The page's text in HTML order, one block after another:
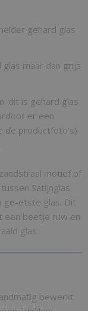
gehard glas
maar dan grijs
dit is gehard glas
er een
de productfoto’s)
motief of
Satijnglas
ge-etste glas. Dit
een beetje ruw en
glas.
bewerkt